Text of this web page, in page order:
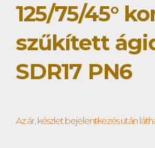
125/75/45°
szűkített
SDR17 PN6
Az ár, készlet bejelentkezés után